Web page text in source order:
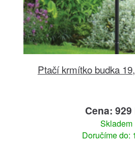
Ptačí krmítko budka
Cena: 929
Skladem
Doručíme do: